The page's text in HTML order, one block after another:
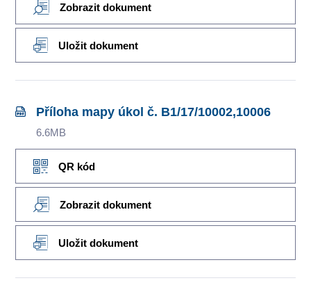
Zobrazit dokument
Uložit dokument
Příloha mapy úkol č. B1/17/10002,10006
6.6MB
QR kód
Zobrazit dokument
Uložit dokument